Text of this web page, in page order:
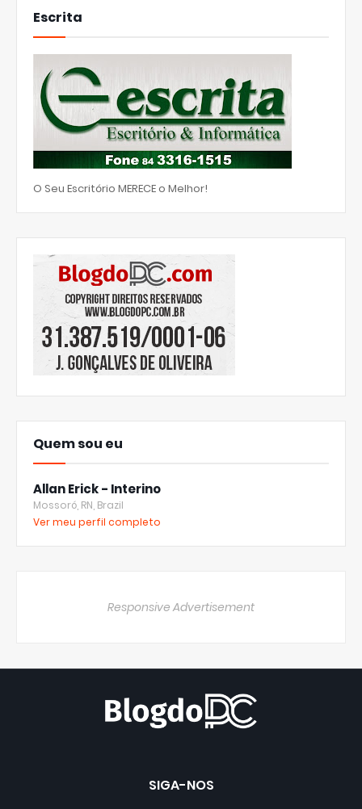
Escrita
O Seu Escritório MERECE o Melhor!
Quem sou eu
Allan Erick - Interino
Mossoró, RN, Brazil
Ver meu perfil completo
Responsive Advertisement
SIGA-NOS